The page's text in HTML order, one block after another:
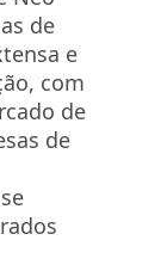
de
e
com
de
de